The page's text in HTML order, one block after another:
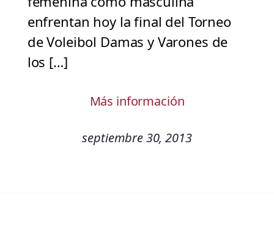
enfrentan hoy la final del Torneo
de Voleibol Damas y Varones de
los […]
Más información
septiembre 30, 2013